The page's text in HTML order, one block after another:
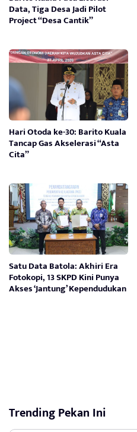
Data, Tiga Desa Jadi Pilot
Project “Desa Cantik”
Hari Otoda ke-30: Barito Kuala
Tancap Gas Akselerasi “Asta
Cita”
Satu Data Batola: Akhiri Era
Fotokopi, 13 SKPD Kini Punya
Akses ‘Jantung’ Kependudukan
Trending Pekan Ini